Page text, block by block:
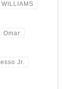
Omar
Jr.